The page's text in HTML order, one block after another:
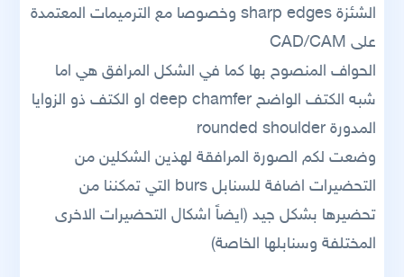
الشئزة sharp edges وخصوصا مع الترميمات المعتمدة
على CAD/CAM
الحواف المنصوح بها كما في الشكل المرافق هي اما
شبه الكتف الواضح deep chamfer او الكتف ذو الزوايا
المدورة rounded shoulder
وضعت لكم الصورة المرافقة لهذين الشكلين من
التحضيرات اضافة للسنابل burs التي تمكننا من
تحضيرها بشكل جيد (ايضاً اشكال التحضيرات الاخرى
المختلفة وسنابلها الخاصة)